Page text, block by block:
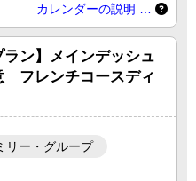
カレンダーの説明 …
ン】メインデッシュ
フレンチコースディ
リー・グループ